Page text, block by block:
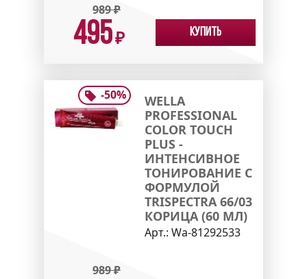
989₽
495₽ Купить
-50%
WELLA
PROFESSIONAL
COLOR TOUCH
PLUS -
ИНТЕНСИВНОЕ
ТОНИРОВАНИЕ С
ФОРМУЛОЙ
TRISPECTRA 66/03
КОРИЦА (60 МЛ)
Арт.: Wa-81292533
989₽